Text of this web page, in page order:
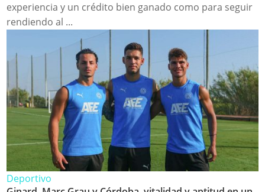
experiencia y un crédito bien ganado como para seguir
rendiendo al ...
Deportivo